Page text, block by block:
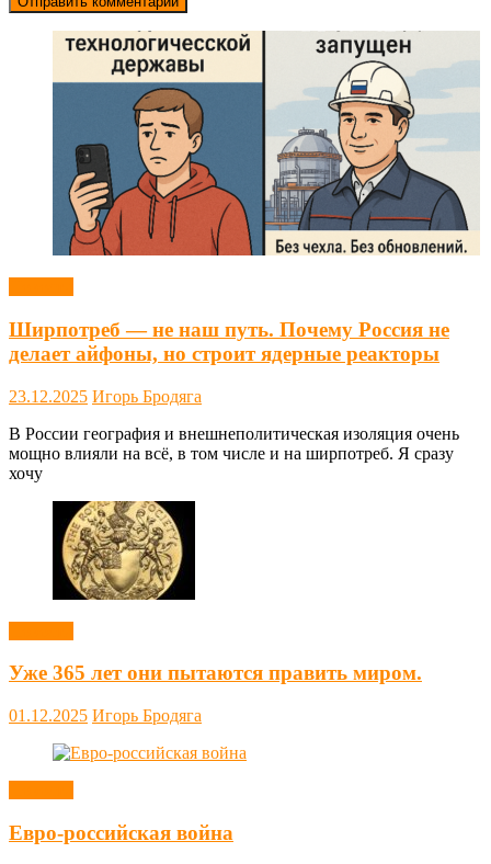
Ширпотреб — не наш путь. Почему Россия не
делает айфоны, но строит ядерные реакторы
23.12.2025 Игорь Бродяга
В России география и внешнеполитическая изоляция очень
мощно влияли на всё, в том числе и на ширпотреб. Я сразу
хочу
Уже 365 лет они пытаются править миром.
01.12.2025 Игорь Бродяга
Евро-российская война